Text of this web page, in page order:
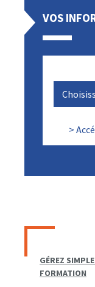
VOS
>
GÉREZ
FORMATION